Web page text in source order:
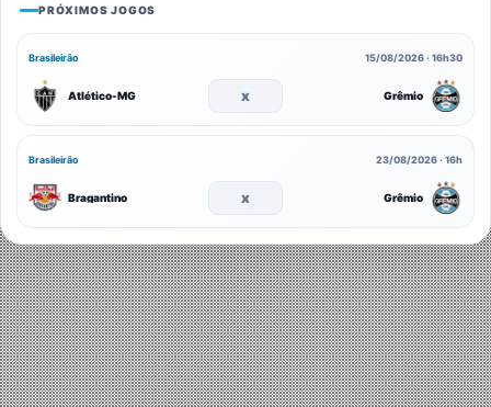
PRÓXIMOS JOGOS
Brasileirão 15/08/2026 · 16h30
Atlético-MG x Grêmio
Brasileirão 23/08/2026 · 16h
Bragantino x Grêmio